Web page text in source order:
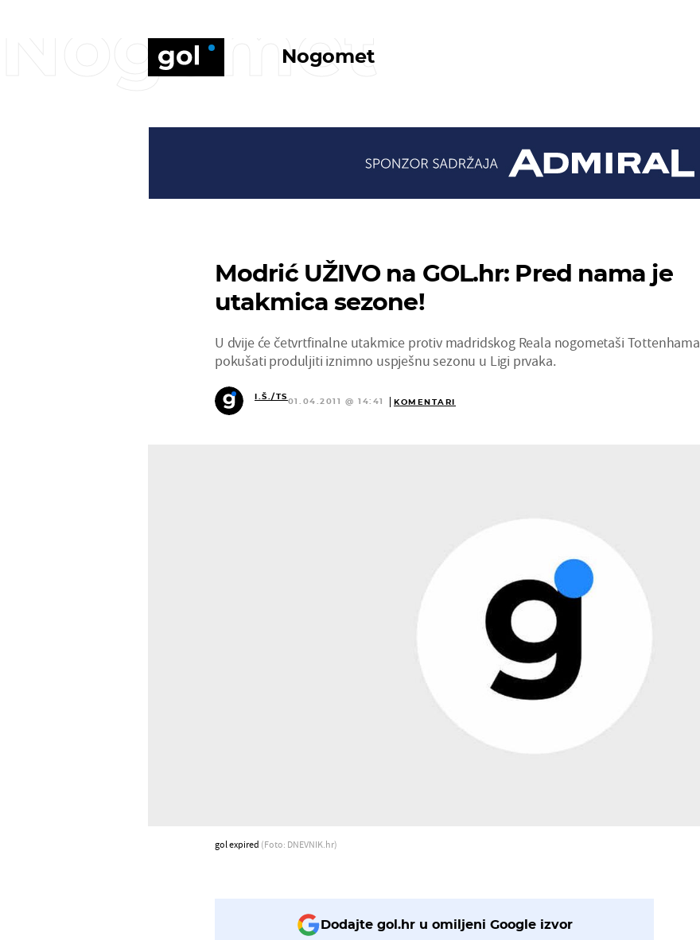
Nogomet
Nogomet
Modrić UŽIVO na GOL.hr: Pred nama je
utakmica sezone!
U dvije će četvrtfinalne utakmice protiv madridskog Reala nogometaši Tottenhama
pokušati produljiti iznimno uspješnu sezonu u Ligi prvaka.
I.Š./TS
01.04.2011 @ 14:41 KOMENTARI
gol expired (Foto: DNEVNIK.hr)
Dodajte gol.hr u omiljeni Google izvor